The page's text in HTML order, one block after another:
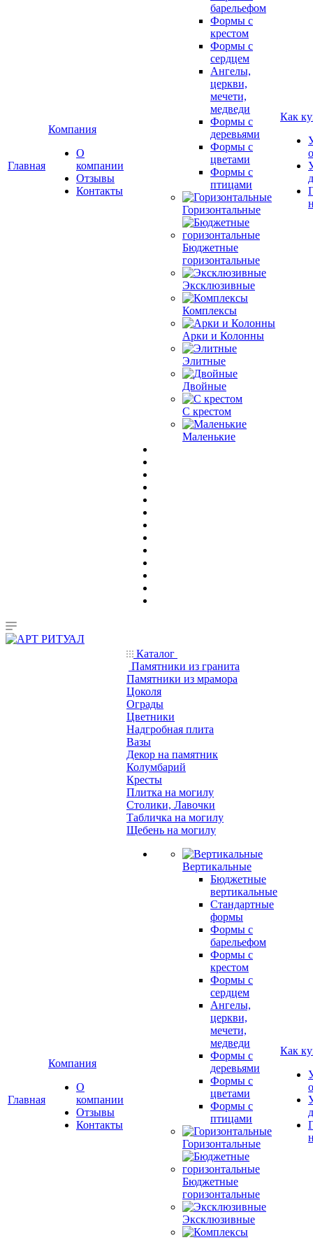
Главная
Компания
О
компании
Отзывы
Контакты
барельефом
Формы с
крестом
Формы с
сердцем
Ангелы,
церкви,
мечети,
медведи
Формы с
деревьями
Формы с
цветами
Формы с
птицами
Горизонтальные
Бюджетные
горизонтальные
Эксклюзивные
Комплексы
Арки и Колонны
Элитные
Двойные
С крестом
Маленькие
Как
Главная
Компания
О
компании
Отзывы
Контакты
Каталог
Памятники из гранита
Памятники из мрамора
Цоколя
Ограды
Цветники
Надгробная плита
Вазы
Декор на памятник
Колумбарий
Кресты
Плитка на могилу
Столики, Лавочки
Табличка на могилу
Щебень на могилу
Вертикальные
Бюджетные
вертикальные
Стандартные
формы
Формы с
барельефом
Формы с
крестом
Формы с
сердцем
Ангелы,
церкви,
мечети,
медведи
Формы с
деревьями
Формы с
цветами
Формы с
птицами
Горизонтальные
Бюджетные
горизонтальные
Эксклюзивные
Как